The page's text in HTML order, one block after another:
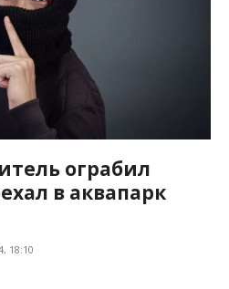
ограбил
в аквапарк
18:10